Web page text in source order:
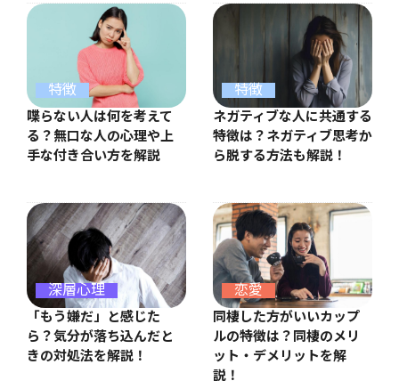
特徴
喋らない人は何を考えて
る？無口な人の心理や上
手な付き合い方を解説
特徴
ネガティブな人に共通する
特徴は？ネガティブ思考か
ら脱する方法も解説！
深層心理
「もう嫌だ」と感じた
ら？気分が落ち込んだと
きの対処法を解説！
恋愛
同棲した方がいいカップ
ルの特徴は？同棲のメリ
ット・デメリットを解
説！